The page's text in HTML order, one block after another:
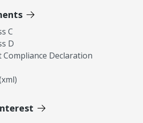
C
D
Compliance Declaration